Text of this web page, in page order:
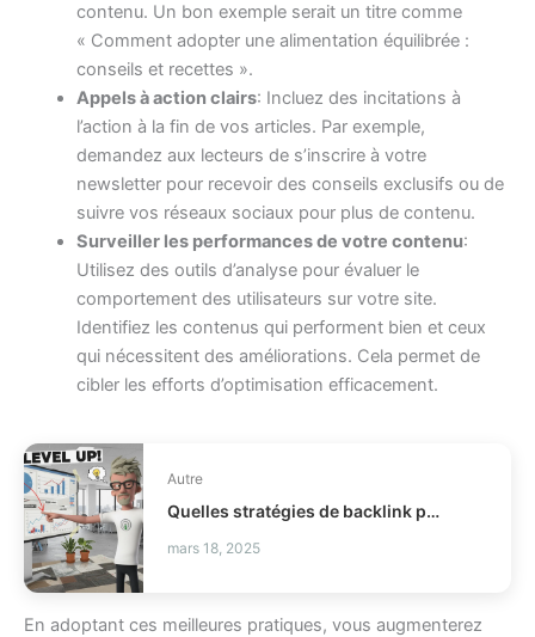
contenu. Un bon exemple serait un titre comme
« Comment adopter une alimentation équilibrée :
conseils et recettes ».
Appels à action clairs: Incluez des incitations à
l’action à la fin de vos articles. Par exemple,
demandez aux lecteurs de s’inscrire à votre
newsletter pour recevoir des conseils exclusifs ou de
suivre vos réseaux sociaux pour plus de contenu.
Surveiller les performances de votre contenu:
Utilisez des outils d’analyse pour évaluer le
comportement des utilisateurs sur votre site.
Identifiez les contenus qui performent bien et ceux
qui nécessitent des améliorations. Cela permet de
cibler les efforts d’optimisation efficacement.
Autre
Quelles stratégies de backlink pour booster votre small business en 2026 ?
mars 18, 2025
En adoptant ces meilleures pratiques, vous augmenterez